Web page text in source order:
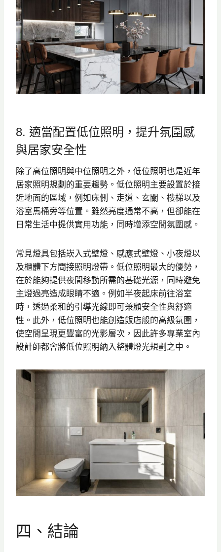
8. 適當配置低位照明，提升氛圍感
與居家安全性
除了高位照明與中位照明之外，低位照明也是近年
居家照明規劃的重要趨勢。低位照明主要設置於接
近地面的區域，例如床側、走道、玄關、樓梯以及
浴室馬桶旁等位置。雖然亮度通常不高，但卻能在
日常生活中提供實用功能，同時增添空間氛圍感。
常見燈具包括崁入式壁燈、感應式壁燈、小夜燈以
及櫃體下方間接照明燈帶。低位照明最大的優勢，
在於能夠提供夜間移動所需的基礎光源，同時避免
主燈過亮造成眼睛不適。例如半夜起床前往浴室
時，透過柔和的引導光線即可兼顧安全性與舒適
性。此外，低位照明也能創造飯店般的高級氛圍，
使空間呈現更豐富的光影層次，因此許多專業室內
設計師都會將低位照明納入整體燈光規劃之中。
四、結論